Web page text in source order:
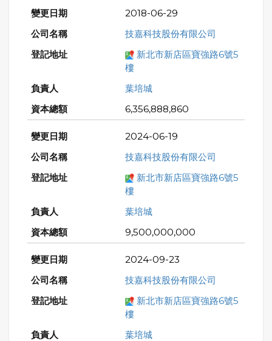
2018-06-29
技嘉科技股份有限公司
新北市新店區寶強路6號5
樓
葉培城
6,356,888,860
2024-06-19
技嘉科技股份有限公司
新北市新店區寶強路6號5
樓
葉培城
9,500,000,000
2024-09-23
技嘉科技股份有限公司
新北市新店區寶強路6號5
樓
葉培城